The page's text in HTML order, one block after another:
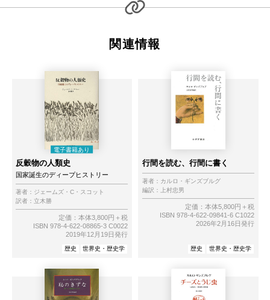
関連情報
反穀物の人類史
国家誕生のディープヒストリー
著者： ジェームズ・C・スコット
訳者： 立木勝
定価：本体3,800円＋税
ISBN 978-4-622-08865-3 C0022
2019年12月19日発行
歴史 世界史・歴史学
行間を読む、行間に書く
著者： カルロ・ギンズブルグ
編訳：
上村忠男
定価：本体5,800円＋税
ISBN 978-4-622-09841-6 C1022
2026年2月16日発行
歴史 世界史・歴史学